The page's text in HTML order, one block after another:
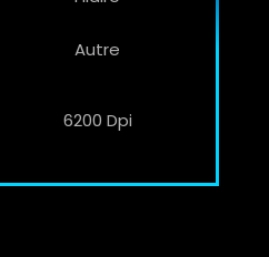
Autre
6200 Dpi